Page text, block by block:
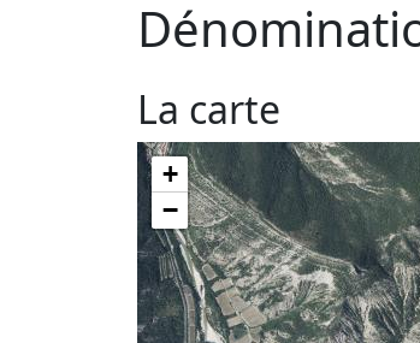
La carte
+
−